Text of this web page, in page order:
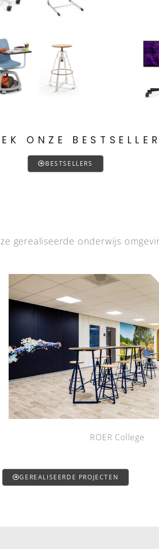
ONZE
BESTSELLERS
gerealiseerde onderwijs
ROER College
GEREALISEERDE PROJECTEN